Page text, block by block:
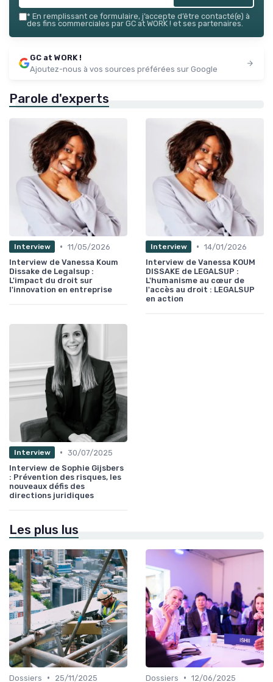
* En remplissant ce formulaire, j’accepte d’être contacté(e) à
des fins commerciales par GC at WORK ! et ses partenaires.
GC at WORK !
Ajoutez-nous à vos sources préférées sur Google
Parole d'experts
Interview • 11/05/2026
Interview de Vanessa Koum
Dissake de Legalsup :
L'impact du droit sur
l'innovation en entreprise
Interview • 14/01/2026
Interview de Vanessa KOUM
DISSAKE de LEGALSUP :
L'humanisme au cœur de
l'accès au droit : LEGALSUP
en action
Interview • 30/07/2025
Interview de Sophie Gijsbers
: Prévention des risques, les
nouveaux défis des
directions juridiques
Les plus lus
Dossiers • 25/11/2025 Dossiers • 12/06/2025